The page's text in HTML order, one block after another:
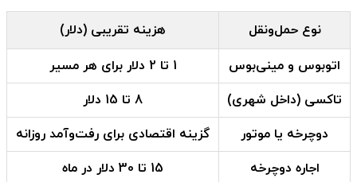
نوع حمل‌ونقل هزینه تقریبی (دلار)
اتوبوس و مینی‌بوس
1 تا 2 دلار برای هر مسیر
تاکسی (داخل شهری)
8 تا 15 دلار
دوچرخه یا موتور
گزینه اقتصادی برای رفت‌وآمد روزانه
اجاره دوچرخه
15 تا 30 دلار در ماه